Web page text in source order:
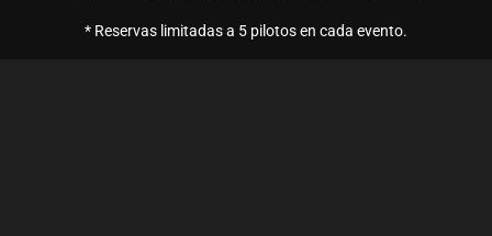
* Reservas limitadas a 5 pilotos en cada evento.